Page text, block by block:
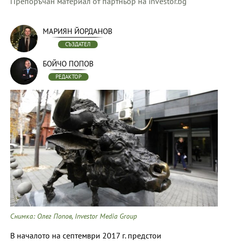
МАРИЯН ЙОРДАНОВ
СЪЗДАТЕЛ
БОЙЧО ПОПОВ
РЕДАКТОР
Снимка: Олег Попов, Investor Media Group
В началото на септември 2017 г. предстои